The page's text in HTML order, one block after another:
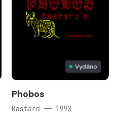
Vydáno
Phobos
Bastard — 1993